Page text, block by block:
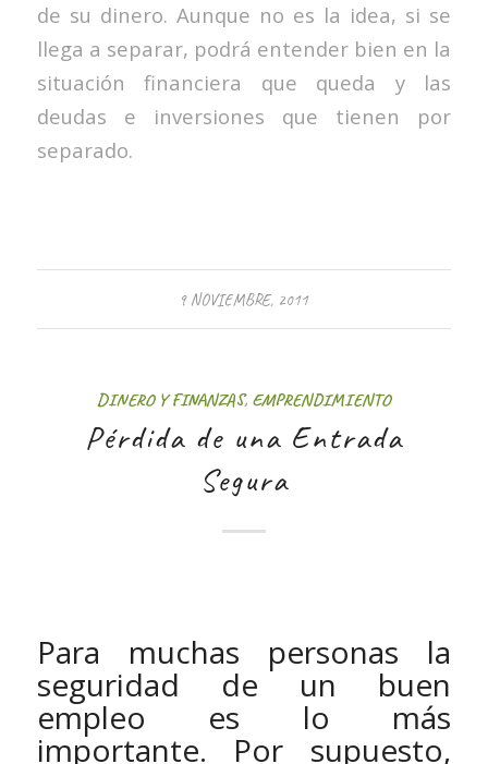
de su dinero. Aunque no es la idea, si se
llega a separar, podrá entender bien en la
situación financiera que queda y las
deudas e inversiones que tienen por
separado.
9 NOVIEMBRE, 2011
DINERO Y FINANZAS, EMPRENDIMIENTO
Pérdida de una Entrada
Segura
Para muchas personas la
seguridad de un buen
empleo es lo más
importante. Por supuesto,